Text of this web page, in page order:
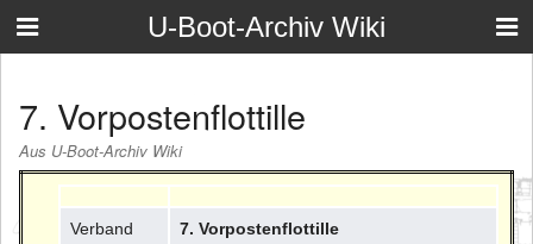
U-Boot-Archiv Wiki
7. Vorpostenflottille
Aus U-Boot-Archiv Wiki
Verband 7. Vorpostenflottille